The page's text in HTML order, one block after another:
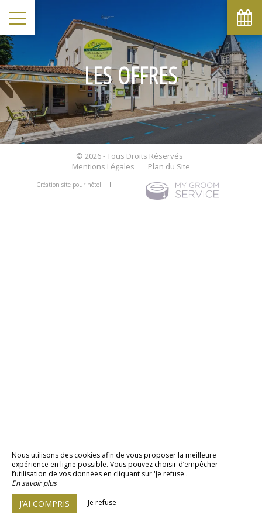
LES OFFRES
© 2026 - Tous Droits Réservés
Mentions Légales
Plan du Site
Création site pour hôtel
Nous utilisons des cookies afin de vous proposer la meilleure
expérience en ligne possible. Vous pouvez choisir d’empêcher
l’utilisation de vos données en cliquant sur 'Je refuse'.
En savoir plus
J’AI COMPRIS Je refuse